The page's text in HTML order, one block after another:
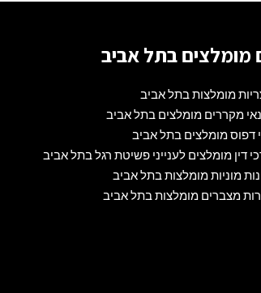
מומלצים בתל אביב
מומלצות בתל אביב
מקררים מומלצים בתל אביב
דפוס מומלצים בתל אביב
דין מומלצים לענייני פשיטת רגל בתל אביב
מוניות מומלצות בתל אביב
מצברים מומלצות בתל אביב